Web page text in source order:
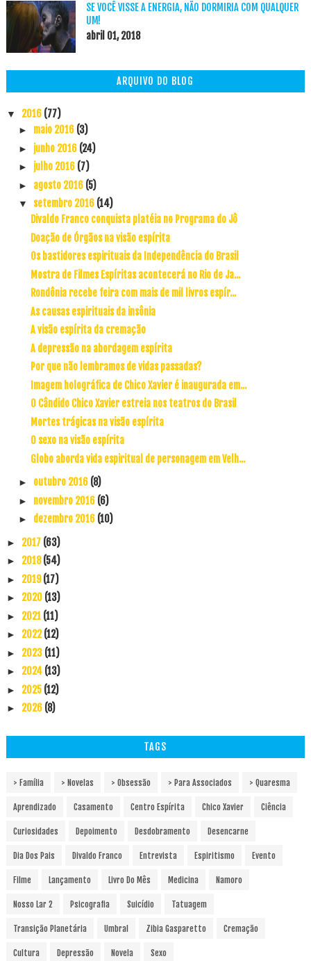
SE VOCÊ VISSE A ENERGIA, NÃO DORMIRIA COM QUALQUER
UM!
abril 01, 2018
ARQUIVO DO BLOG
▼ 2016 (77)
► maio 2016 (3)
► junho 2016 (24)
► julho 2016 (7)
► agosto 2016 (5)
▼ setembro 2016 (14)
Divaldo Franco conquista platéia no Programa do Jô
Doação de Órgãos na visão espírita
Os bastidores espirituais da Independência do Brasil
Mostra de Filmes Espíritas acontecerá no Rio de Ja...
Rondônia recebe feira com mais de mil livros espír...
As causas espirituais da insônia
A visão espírita da cremação
A depressão na abordagem espírita
Por que não lembramos de vidas passadas?
Imagem holográfica de Chico Xavier é inaugurada em...
O Cândido Chico Xavier estreia nos teatros do Brasil
Mortes trágicas na visão espírita
O sexo na visão espírita
Globo aborda vida espiritual de personagem em Velh...
► outubro 2016 (8)
► novembro 2016 (6)
► dezembro 2016 (10)
► 2017 (63)
► 2018(54)
► 2019(17)
► 2020 (13)
► 2021 (11)
► 2022(12)
► 2023 (11)
► 2024 (13)
► 2025 (12)
► 2026 (8)
TAGS
> Família > Novelas > Obsessão > Para Associados > Quaresma
Aprendizado Casamento Centro Espírita Chico Xavier Ciência
Curiosidades Depoimento Desdobramento Desencarne
Dia Dos Pais Divaldo Franco Entrevista Espiritismo Evento
Filme Lançamento Livro Do Mês Medicina Namoro
Nosso Lar 2 Psicografia Suicídio Tatuagem
Transição Planetária Umbral Zibia Gasparetto Cremação
Cultura Depressão Novela Sexo